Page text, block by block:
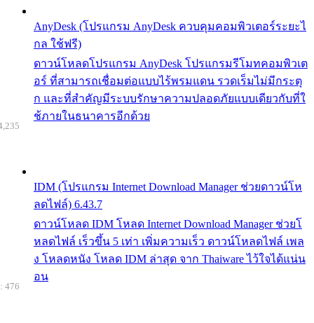
AnyDesk (โปรแกรม AnyDesk ควบคุมคอมพิวเตอร์ระยะไ
กล ใช้ฟรี)
ดาวน์โหลดโปรแกรม AnyDesk โปรแกรมรีโมทคอมพิวเต
อร์ ที่สามารถเชื่อมต่อแบบไร้พรมแดน รวดเร็มไม่มีกระตุ
ก และที่สำคัญมีระบบรักษาความปลอดภัยแบบเดียวกับที่ใ
ช้ภายในธนาคารอีกด้วย
IDM (โปรแกรม Internet Download Manager ช่วยดาวน์โห
ลดไฟล์) 6.43.7
ดาวน์โหลด IDM โหลด Internet Download Manager ช่วยโ
หลดไฟล์ เร็วขึ้น 5 เท่า เพิ่มความเร็ว ดาวน์โหลดไฟล์ เพล
ง โหลดหนัง โหลด IDM ล่าสุด จาก Thaiware ไว้ใจได้แน่น
อน
476